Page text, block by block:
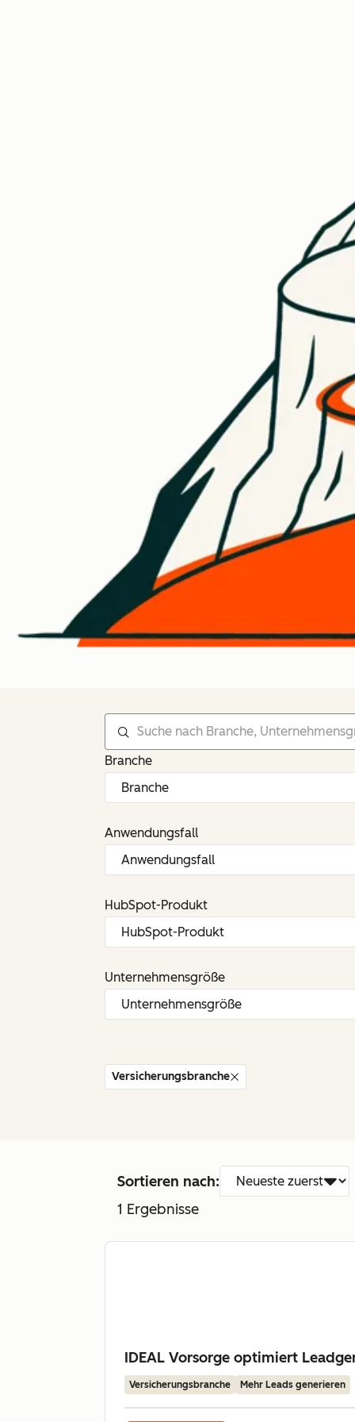
Branche
Anwendungsfall
HubSpot-Produkt
Unternehmensgröße
Versicherungsbranche
Sortieren nach:
1 Ergebnisse
IDEAL Vorsorge optimiert
Versicherungsbranche Mehr Leads generieren